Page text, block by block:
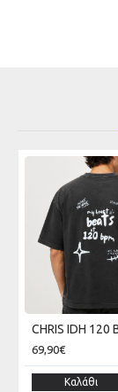
69,90€
Καλάθι